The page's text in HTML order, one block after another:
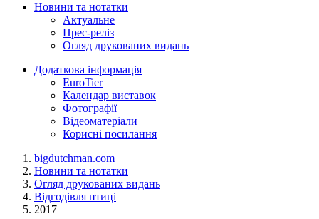
Новини та нотатки
Актуальне
Прес-реліз
Огляд друкованих видань
Додаткова інформація
EuroTier
Календар виставок
Фотографії
Відеоматеріали
Корисні посилання
bigdutchman.com
Новини та нотатки
Огляд друкованих видань
Відгодівля птиці
2017